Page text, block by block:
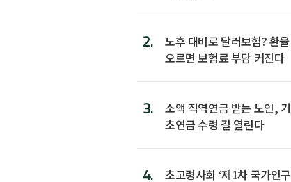
2.
노후 대비로 달러보험? 환율
오르면 보험료 부담 커진다
3.
소액 직역연금 받는 노인, 기
초연금 수령 길 열린다
4.
초고령사회 ‘제1차 국가인구